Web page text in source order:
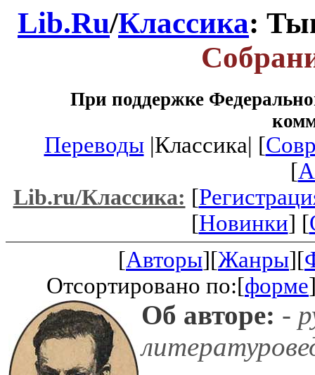
Lib.Ru/Классика:
При поддержке
Переводы|Классика| [
[
Lib.ru/Классика: [
[Новинки] [
[Авторы][Жанры][
Отсортировано по:[форме
Об авторе: -